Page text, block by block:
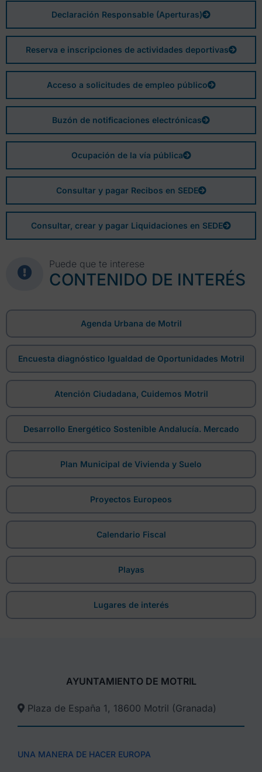
Declaración Responsable (Aperturas)
Reserva e inscripciones de actividades deportivas
Acceso a solicitudes de empleo público
Buzón de notificaciones electrónicas
Ocupación de la vía pública
Consultar y pagar Recibos en SEDE
Consultar, crear y pagar Liquidaciones en SEDE
Puede que te interese
CONTENIDO DE INTERÉS
Agenda Urbana de Motril
Encuesta diagnóstico Igualdad de Oportunidades Motril
Atención Ciudadana, Cuidemos Motril
Desarrollo Energético Sostenible Andalucía. Mercado
Plan Municipal de Vivienda y Suelo
Proyectos Europeos
Calendario Fiscal
Playas
Lugares de interés
AYUNTAMIENTO DE MOTRIL
Plaza de España 1, 18600 Motril (Granada)​
UNA MANERA DE HACER EUROPA